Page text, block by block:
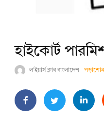
হাইকোর্ট
ল'ইয়ার্স ক্লাব বাংলাদেশ